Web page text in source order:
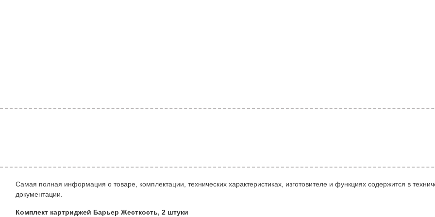
Самая полная информация о товаре, комплектации, технических характеристиках, изготовителе и функциях содержится в
документации.
Комплект картриджей Барьер Жесткость, 2 штуки